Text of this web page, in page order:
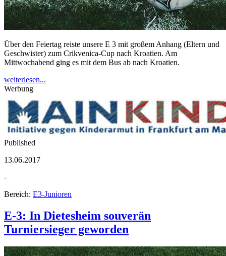
Über den Feiertag reiste unsere E 3 mit großem Anhang (Eltern und
Geschwister) zum Crikvenica-Cup nach Kroatien. Am
Mittwochabend ging es mit dem Bus ab nach Kroatien.
weiterlesen...
Werbung
Published
13.06.2017
-
Bereich: E3-Junioren
E-3: In Dietesheim souverän
Turniersieger geworden